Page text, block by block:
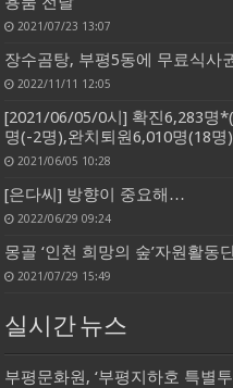
2021/07/23 13:07
장수곰탕, 부평5동에 무료식사
2022/11/11 12:05
[2021/06/05/0시] 확진6,283명
명(-2명),완치퇴원6,010명(18명
2021/06/05 10:28
[은다씨] 방향이 중요해…
2022/06/29 09:24
몽골 ‘인천 희망의 숲’자원활동
2021/07/29 15:49
실시간 뉴스
부평문화원, ‘부평지하호 특별투